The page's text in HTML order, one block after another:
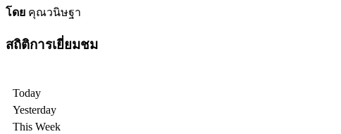
โดย คุณวนิษฐา
สถิติการเยี่ยมชม
Today
Yesterday
This Week